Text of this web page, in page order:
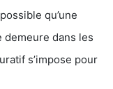
qu’une
dans les
s’impose pour